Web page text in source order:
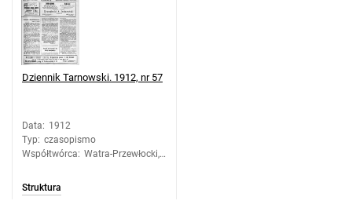
Dziennik Tarnowski. 1912, nr 57
Data: 1912
Typ: czasopismo
Współtwórca: Watra-Przewłocki,
Struktura